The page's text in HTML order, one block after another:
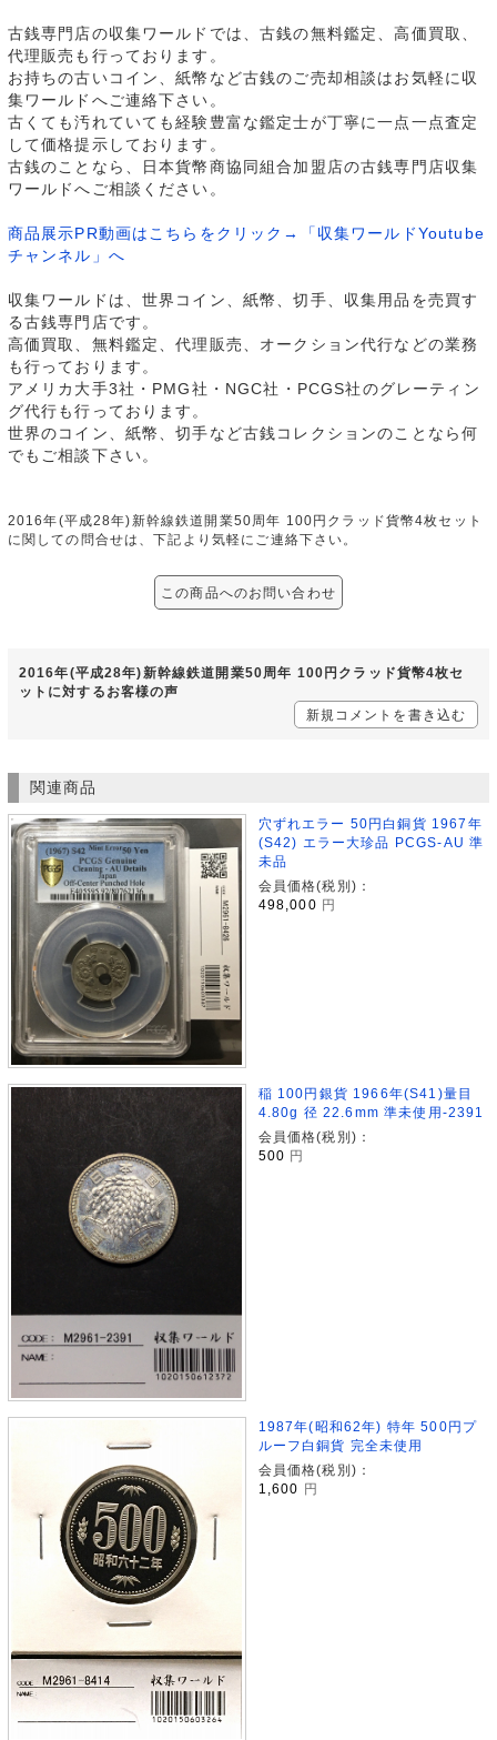
古銭専門店の収集ワールドでは、古銭の無料鑑定、高価買取、
代理販売も行っております。
お持ちの古いコイン、紙幣など古銭のご売却相談はお気軽に収
集ワールドへご連絡下さい。
古くても汚れていても経験豊富な鑑定士が丁寧に一点一点査定
して価格提示しております。
古銭のことなら、日本貨幣商協同組合加盟店の古銭専門店収集
ワールドへご相談ください。
商品展示PR動画はこちらをクリック→「収集ワールドYoutube
チャンネル」へ
収集ワールドは、世界コイン、紙幣、切手、収集用品を売買す
る古銭専門店です。
高価買取、無料鑑定、代理販売、オークション代行などの業務
も行っております。
アメリカ大手3社・PMG社・NGC社・PCGS社のグレーティン
グ代行も行っております。
世界のコイン、紙幣、切手など古銭コレクションのことなら何
でもご相談下さい。
2016年(平成28年)新幹線鉄道開業50周年 100円クラッド貨幣4枚セット
に関しての問合せは、下記より気軽にご連絡下さい。
この商品へのお問い合わせ
2016年(平成28年)新幹線鉄道開業50周年 100円クラッド貨幣4枚セ
ットに対するお客様の声
新規コメントを書き込む
関連商品
穴ずれエラー 50円白銅貨 1967年
(S42) エラー大珍品 PCGS-AU 準
未品
会員価格(税別)：
498,000 円
稲 100円銀貨 1966年(S41)量目
4.80g 径 22.6mm 準未使用-2391
会員価格(税別)：
500 円
1987年(昭和62年) 特年 500円プ
ルーフ白銅貨 完全未使用
会員価格(税別)：
1,600 円